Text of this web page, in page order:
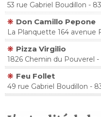
53 rue Gabriel Boudillon -
Don Camillo Pepone
La Planquette 164 avenue
Pizza Virgilio
1826 Chemin du Pouverel -
Feu Follet
49 rue Gabriel Boudillon -